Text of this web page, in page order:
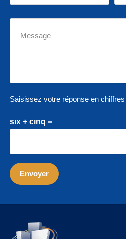
Saisissez votre réponse en chiffres
six + cinq =